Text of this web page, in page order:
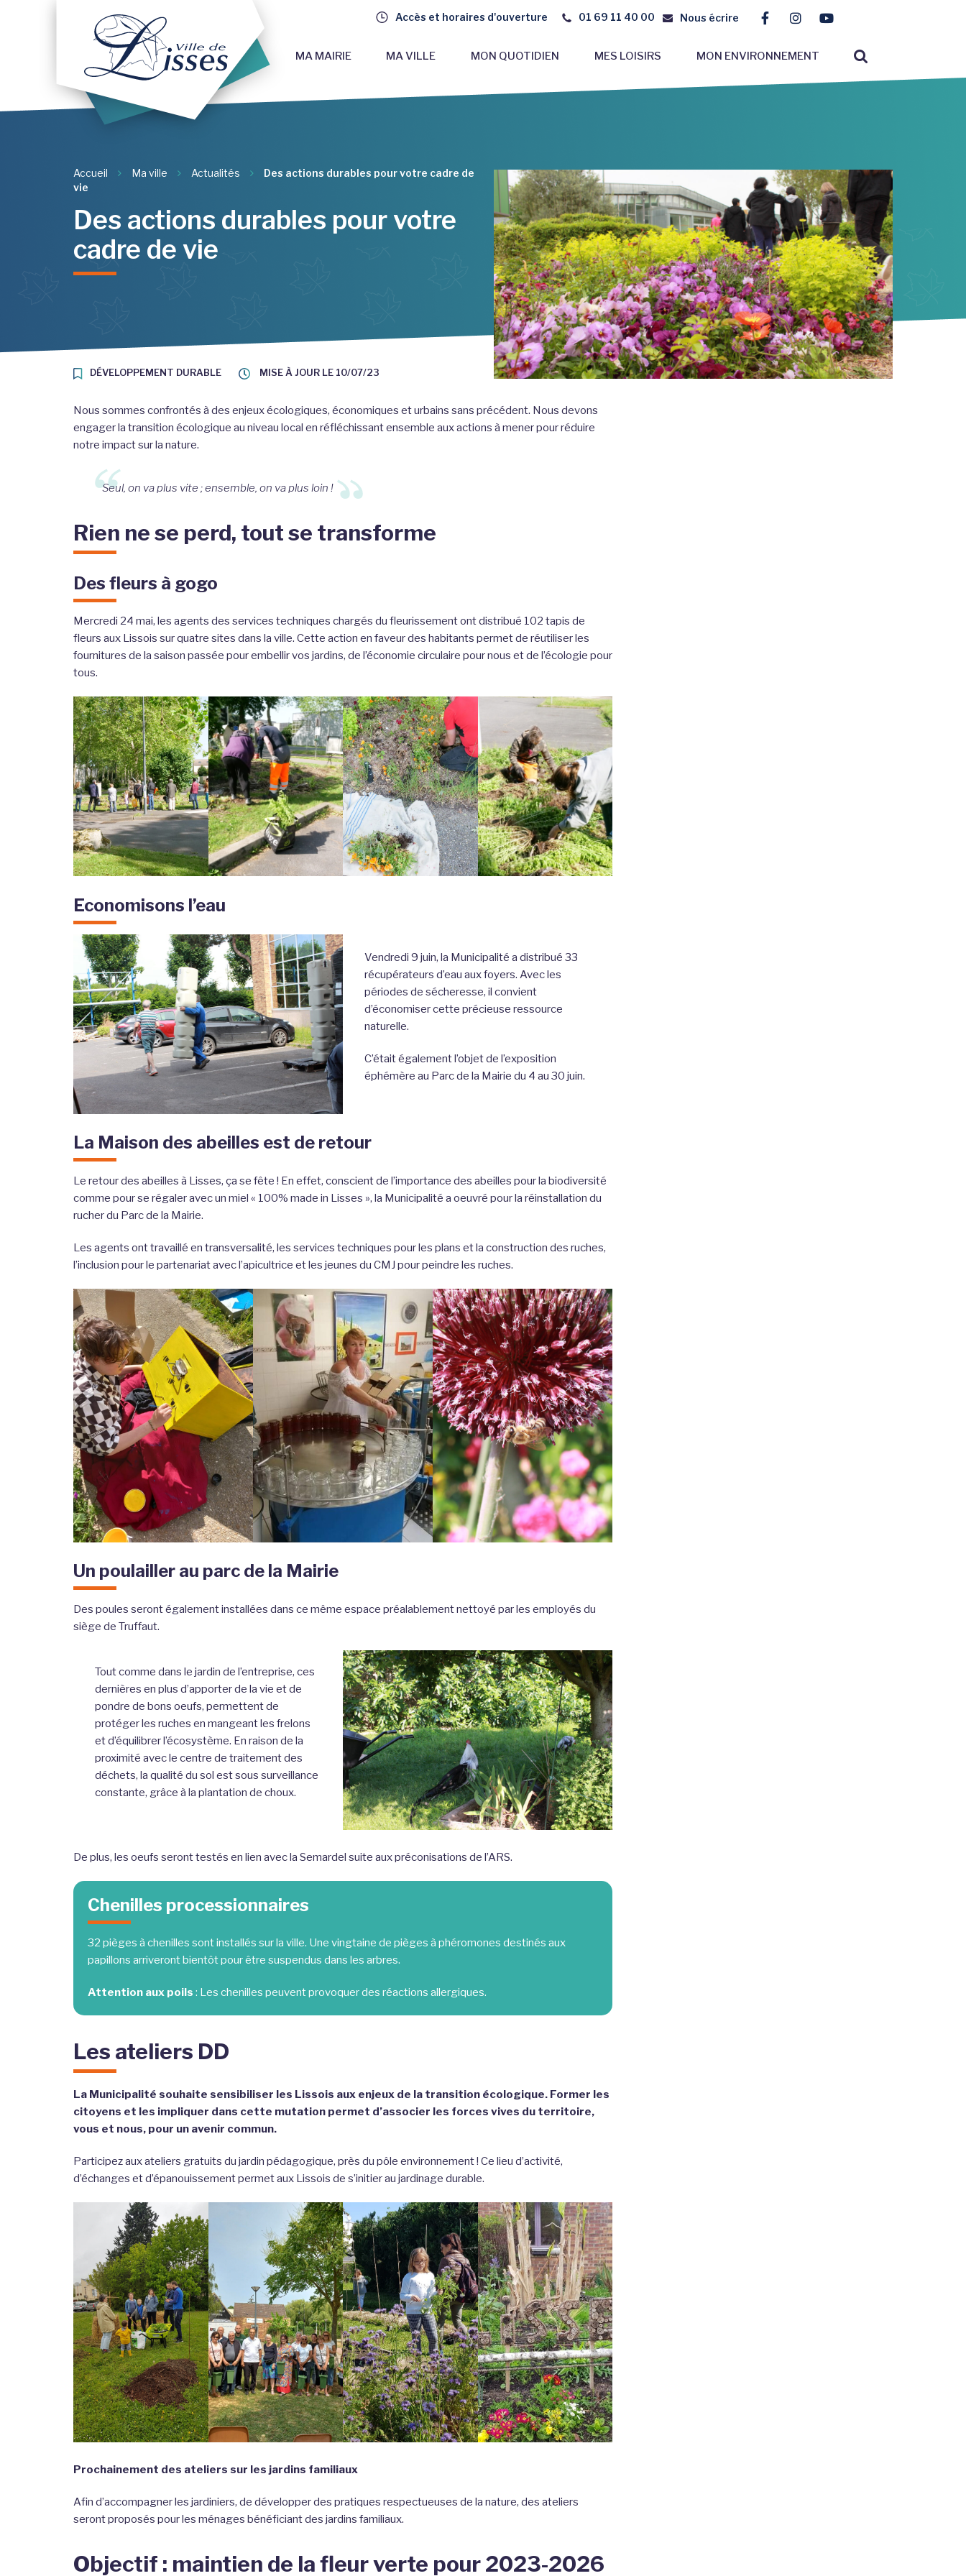
Accès et horaires d'ouverture 01 69 11 40 00 Nous écrire
Lien vers le compte Facebook
Lien vers le compte
Lien vers la chaîne
MA MAIRIE MA VILLE MON QUOTIDIEN MES LOISIRS MON ENVIRONNEMENT
Accueil Ma ville Actualités
Des actions durables pour votre cadre de
vie
Des actions durables pour votre
cadre de vie
DÉVELOPPEMENT DURABLE MISE À JOUR LE 10/07/23
Nous sommes confrontés à des enjeux écologiques, économiques et urbains sans précédent. Nous devons
engager la transition écologique au niveau local en réfléchissant ensemble aux actions à mener pour réduire
notre impact sur la nature.
Seul, on va plus vite ; ensemble, on va plus loin !
Rien ne se perd, tout se transforme
Des fleurs à gogo
Mercredi 24 mai, les agents des services techniques chargés du fleurissement ont distribué 102 tapis de
fleurs aux Lissois sur quatre sites dans la ville. Cette action en faveur des habitants permet de réutiliser les
fournitures de la saison passée pour embellir vos jardins, de l’économie circulaire pour nous et de l’écologie pour
tous.
Economisons l’eau
Vendredi 9 juin, la Municipalité a distribué 33
récupérateurs d’eau aux foyers. Avec les
périodes de sécheresse, il convient
d’économiser cette précieuse ressource
naturelle.
C’était également l’objet de l’exposition
éphémère au Parc de la Mairie du 4 au 30 juin.
La Maison des abeilles est de retour
Le retour des abeilles à Lisses, ça se fête ! En effet, conscient de l’importance des abeilles pour la biodiversité
comme pour se régaler avec un miel « 100% made in Lisses », la Municipalité a oeuvré pour la réinstallation du
rucher du Parc de la Mairie.
Les agents ont travaillé en transversalité, les services techniques pour les plans et la construction des ruches,
l’inclusion pour le partenariat avec l’apicultrice et les jeunes du CMJ pour peindre les ruches.
Un poulailler au parc de la Mairie
Des poules seront également installées dans ce même espace préalablement nettoyé par les employés du
siège de Truffaut.
Tout comme dans le jardin de l’entreprise, ces
dernières en plus d’apporter de la vie et de
pondre de bons oeufs, permettent de
protéger les ruches en mangeant les frelons
et d’équilibrer l’écosystème. En raison de la
proximité avec le centre de traitement des
déchets, la qualité du sol est sous surveillance
constante, grâce à la plantation de choux.
De plus, les oeufs seront testés en lien avec la Semardel suite aux préconisations de l’ARS.
Chenilles processionnaires
32 pièges à chenilles sont installés sur la ville. Une vingtaine de pièges à phéromones destinés aux
papillons arriveront bientôt pour être suspendus dans les arbres.
Attention aux poils : Les chenilles peuvent provoquer des réactions allergiques.
Les ateliers DD
La Municipalité souhaite sensibiliser les Lissois aux enjeux de la transition écologique. Former les
citoyens et les impliquer dans cette mutation permet d’associer les forces vives du territoire,
vous et nous, pour un avenir commun.
Participez aux ateliers gratuits du jardin pédagogique, près du pôle environnement ! Ce lieu d’activité,
d’échanges et d’épanouissement permet aux Lissois de s’initier au jardinage durable.
Prochainement des ateliers sur les jardins familiaux
Afin d’accompagner les jardiniers, de développer des pratiques respectueuses de la nature, des ateliers
seront proposés pour les ménages bénéficiant des jardins familiaux.
Objectif : maintien de la fleur verte pour 2023-2026